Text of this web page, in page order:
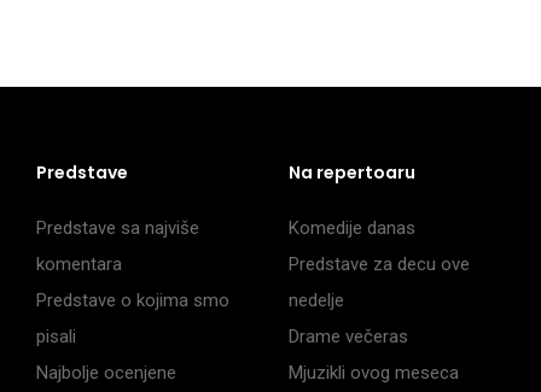
Predstave
Predstave sa najviše
komentara
Predstave o kojima smo
pisali
Najbolje ocenjene
Na repertoaru
Komedije danas
Predstave za decu ove
nedelje
Drame večeras
Mjuzikli ovog meseca